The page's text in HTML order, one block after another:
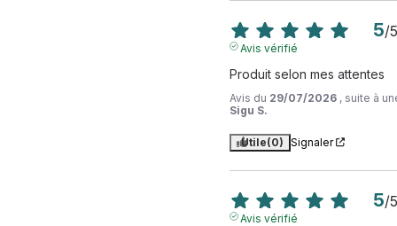
5/5
Avis vérifié
Produit selon mes attentes
Avis du 29/07/2026 , suite à
Sigu S.
Utile(0) Signaler
5/5
Avis vérifié